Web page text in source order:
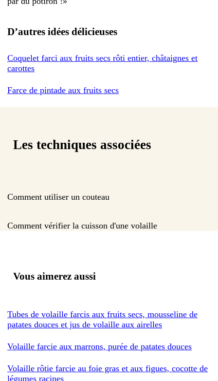
D’autres idées délicieuses
Coquelet farci aux fruits secs rôti entier, châtaignes et
carottes
Farce de pintade aux fruits secs
Les techniques associées
Comment utiliser un couteau
Comment vérifier la cuisson d'une volaille
Vous aimerez aussi
Tubes de volaille farcis aux fruits secs, mousseline de
patates douces et jus de volaille aux airelles
Volaille farcie aux marrons, purée de patates douces
Volaille rôtie farcie au foie gras et aux figues, cocotte de
légumes racines